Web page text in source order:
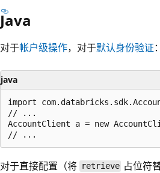
Java
对于帐户级操作，对于默认身份验证：
java
import
// ...
AccountClient a = new
对于直接配置（将 retrieve 占位符